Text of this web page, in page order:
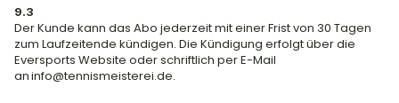
9.3
Der Kunde kann das Abo jederzeit mit einer Frist von 30 Tagen
zum Laufzeitende kündigen. Die Kündigung erfolgt über die
Eversports Website oder schriftlich per E-Mail
an info@tennismeisterei.de.